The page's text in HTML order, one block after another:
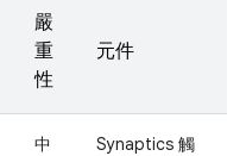
嚴
重
性
元件
中
Synaptics 觸